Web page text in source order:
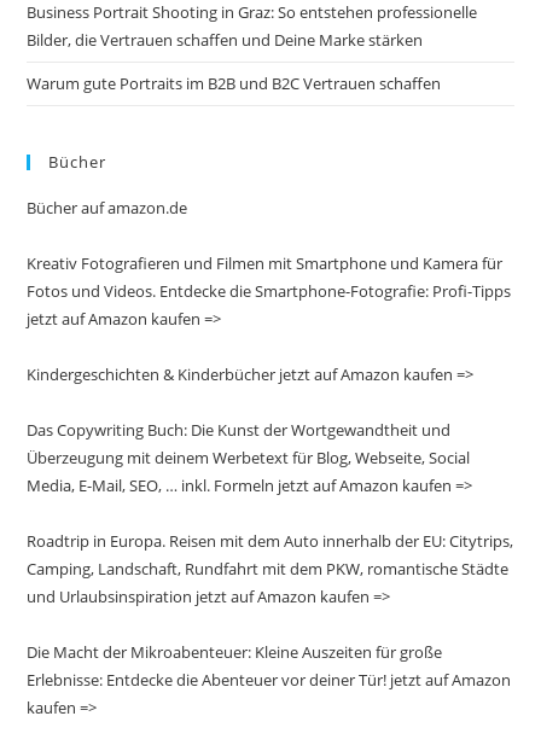
Business Portrait Shooting in Graz: So entstehen professionelle
Bilder, die Vertrauen schaffen und Deine Marke stärken
Warum gute Portraits im B2B und B2C Vertrauen schaffen
Bücher
Bücher auf amazon.de
Kreativ Fotografieren und Filmen mit Smartphone und Kamera für
Fotos und Videos. Entdecke die Smartphone-Fotografie: Profi-Tipps
jetzt auf Amazon kaufen =>
Kindergeschichten & Kinderbücher jetzt auf Amazon kaufen =>
Das Copywriting Buch: Die Kunst der Wortgewandtheit und
Überzeugung mit deinem Werbetext für Blog, Webseite, Social
Media, E-Mail, SEO, … inkl. Formeln jetzt auf Amazon kaufen =>
Roadtrip in Europa. Reisen mit dem Auto innerhalb der EU: Citytrips,
Camping, Landschaft, Rundfahrt mit dem PKW, romantische Städte
und Urlaubsinspiration jetzt auf Amazon kaufen =>
Die Macht der Mikroabenteuer: Kleine Auszeiten für große
Erlebnisse: Entdecke die Abenteuer vor deiner Tür! jetzt auf Amazon
kaufen =>